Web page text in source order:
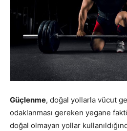
Güçlenme, doğal yollarla vücut
odaklanması gereken yegane
doğal olmayan yollar